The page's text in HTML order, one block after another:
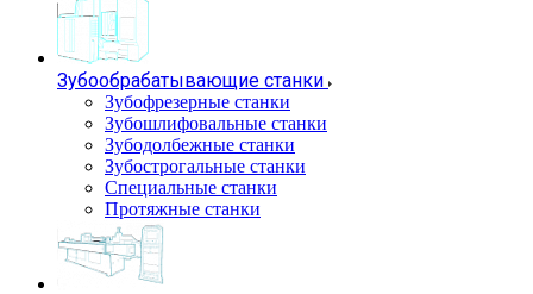
Зубообрабатывающие станки
Зубофрезерные станки
Зубошлифовальные станки
Зубодолбежные станки
Зубострогальные станки
Специальные станки
Протяжные станки